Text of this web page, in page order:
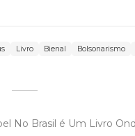
Livro Bienal Bolsonarismo
No Brasil é Um Livro